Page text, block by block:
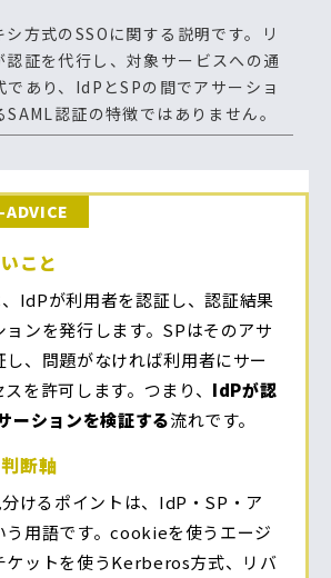
方式のSSOに関する説明です。リ
認証を代行し、対象サービスへの通
であり、IdPとSPの間でアサーショ
認証の特徴ではありません。
こと
IdPが利用者を認証し、認証結果
ョンを発行します。SPはそのアサ
し、問題がなければ利用者にサー
を許可します。つまり、 IdPが認
ーションを検証する流れです。
断軸
けるポイントは、IdP・SP・ア
う用語です。cookieを使うエージ
ケットを使うKerberos方式、リバ